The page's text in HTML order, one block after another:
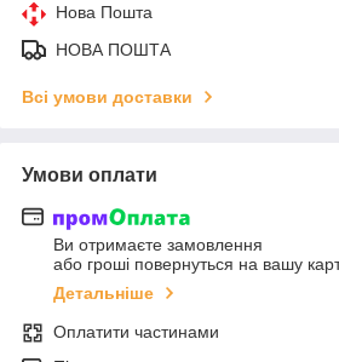
Нова Пошта
НОВА ПОШТА
Всі умови доставки
Умови оплати
Ви отримаєте замовлення
або гроші повернуться на вашу
Детальніше
Оплатити частинами